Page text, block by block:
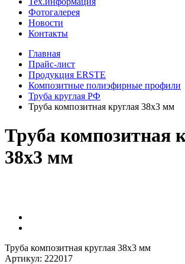
Фотогалерея
Новости
Контакты
Главная
Прайс-лист
Продукция ERSTE
Композитные полиэфирные профили
Труба круглая РФ
Труба композитная круглая 38х3 мм
Труба композитная
38х3 мм
Труба композитная круглая 38х3 мм
Артикул: 222017